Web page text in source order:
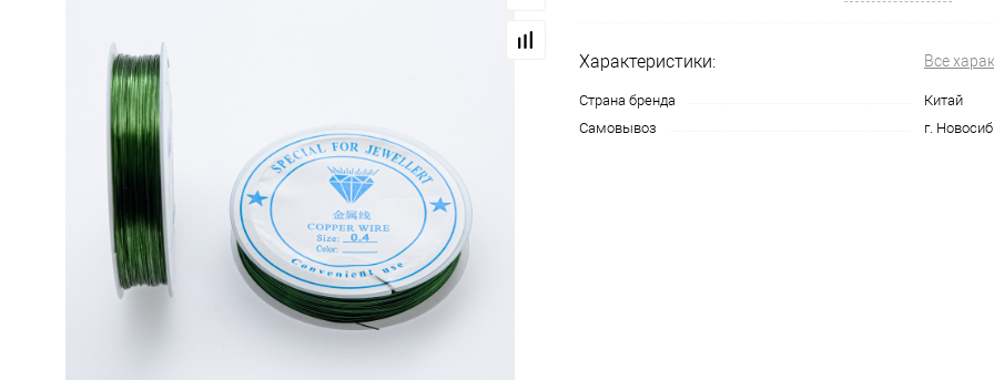
Характеристики: Все
Страна бренда
Китай
Самовывоз
г.